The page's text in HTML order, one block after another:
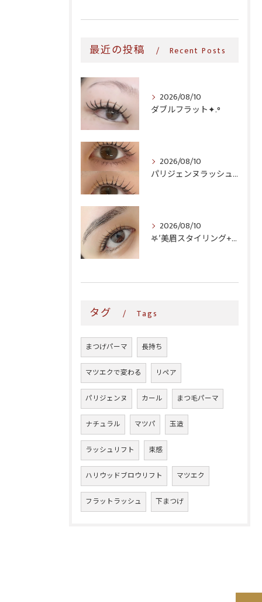
最近の投稿 Recent Posts
2026/08/10
ダブルフラット✦.°
2026/08/10
パリジェンヌラッシュリフト♪
2026/08/10
𖤐′美眉スタイリング+ラッシュリフト♥️
タグ Tags
まつげパーマ 長持ち
マツエクで変わる リペア
パリジェンヌ カール まつ毛パーマ
ナチュラル マツパ 玉造
ラッシュリフト 束感
ハリウッドブロウリフト マツエク
フラットラッシュ 下まつげ